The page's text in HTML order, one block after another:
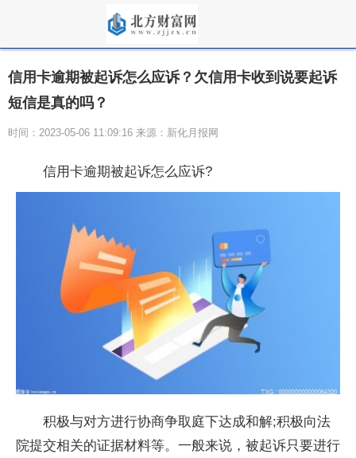
信用卡逾期被起诉怎么应诉？欠信用卡收到说要起诉
短信是真的吗？
时间：2023-05-06 11:09:16 来源：新化月报网
信用卡逾期被起诉怎么应诉?
积极与对方进行协商争取庭下达成和解;积极向法
院提交相关的证据材料等。一般来说，被起诉只要进行